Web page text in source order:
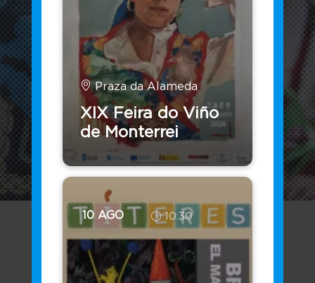
Praza da Alameda
XIX Feira do Viño
de Monterrei
10 AGO 10:30